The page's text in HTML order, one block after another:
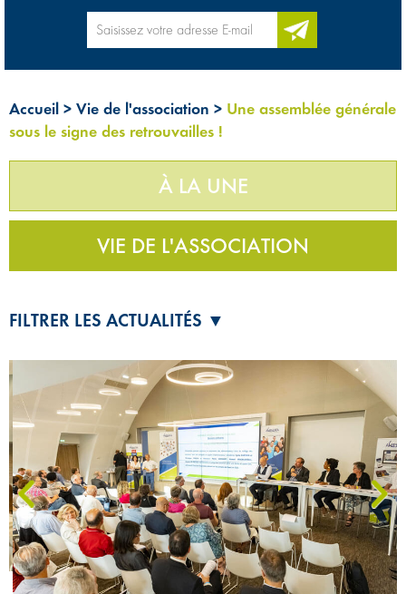
Accueil > Vie de l'association > Une assemblée générale
sous le signe des retrouvailles !
À LA UNE
VIE DE L'ASSOCIATION
FILTRER LES ACTUALITÉS ▼
‹ ›